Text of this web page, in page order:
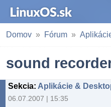
Domov Fórum
sound
Sekcia: Aplikácie &
06.07.2007 | 15:35